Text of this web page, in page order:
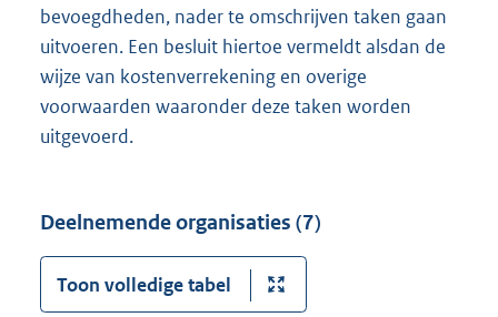
bevoegdheden, nader te omschrijven taken gaan
uitvoeren. Een besluit hiertoe vermeldt alsdan de
wijze van kostenverrekening en overige
voorwaarden waaronder deze taken worden
uitgevoerd.
Deelnemende organisaties (7)
Toon volledige tabel